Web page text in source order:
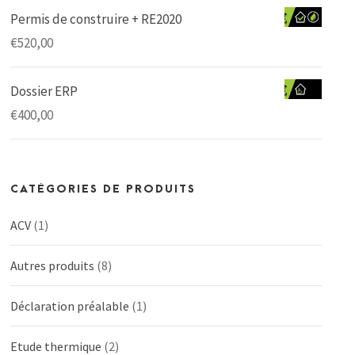
Permis de construire + RE2020
€520,00
Dossier ERP
€400,00
CATÉGORIES DE PRODUITS
ACV (1)
Autres produits (8)
Déclaration préalable (1)
Etude thermique (2)